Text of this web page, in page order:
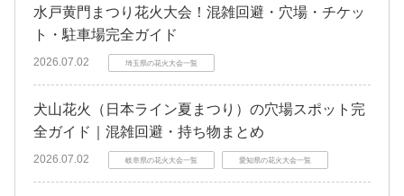
水戸黄門まつり花火大会！混雑回避・穴場・チケッ
ト・駐車場完全ガイド
2026.07.02 埼玉県の花火大会一覧
犬山花火（日本ライン夏まつり）の穴場スポット完
全ガイド｜混雑回避・持ち物まとめ
2026.07.02 岐阜県の花火大会一覧 愛知県の花火大会一覧